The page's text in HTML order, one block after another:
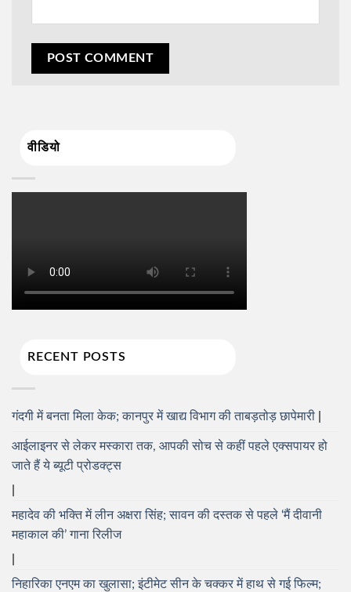
वीडियो
RECENT POSTS
गंदगी में बनता मिला केक; कानपुर में खाद्य विभाग की ताबड़तोड़ छापेमारी
आईलाइनर से लेकर मस्कारा तक, आपकी सोच से कहीं पहले एक्सपायर हो
जाते हैं ये ब्यूटी प्रोडक्ट्स
महादेव की भक्ति में लीन अक्षरा सिंह; सावन की दस्तक से पहले ‘मैं दीवानी
महाकाल की’ गाना रिलीज
निहारिका एनएम का खुलासा; इंटीमेट सीन के चक्कर में हाथ से गई फिल्म;